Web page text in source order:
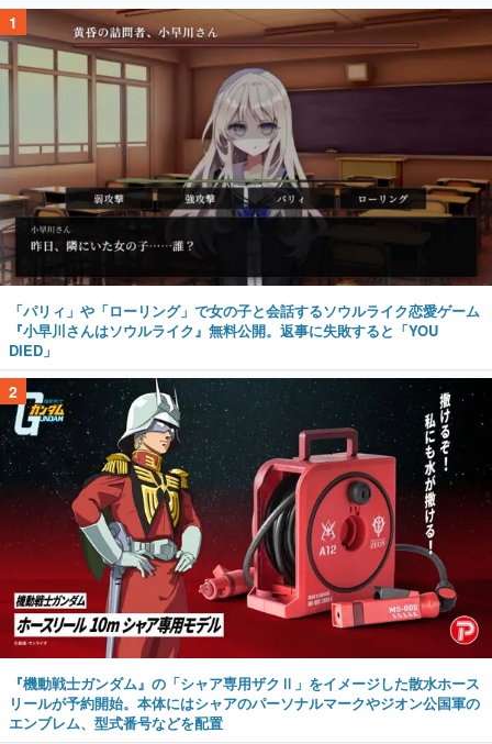
1
「パリィ」や「ローリング」で女の子と会話するソウルライク恋愛ゲーム
『小早川さんはソウルライク』無料公開。返事に失敗すると「YOU
DIED」
2
『機動戦士ガンダム』の「シャア専用ザクⅡ」をイメージした散水ホース
リールが予約開始。本体にはシャアのパーソナルマークやジオン公国軍の
エンブレム、型式番号などを配置